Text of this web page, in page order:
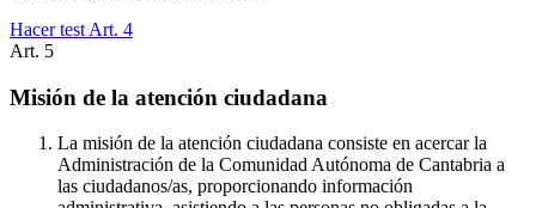
Hacer test Art. 4
Art. 5
Misión de la atención ciudadana
La misión de la atención ciudadana consiste en acercar la
Administración de la Comunidad Autónoma de Cantabria a
las ciudadanos/as, proporcionando información